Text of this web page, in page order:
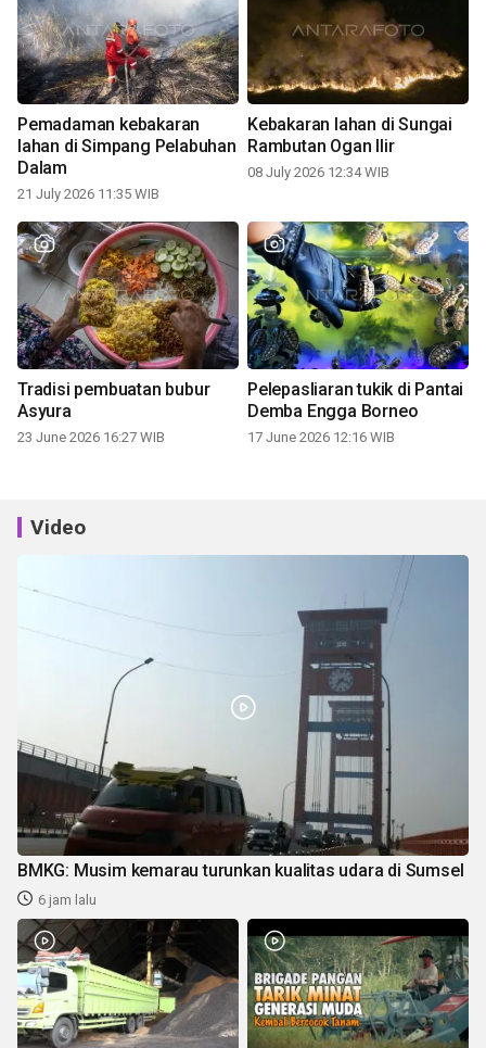
Pemadaman kebakaran
lahan di Simpang Pelabuhan
Dalam
21 July 2026 11:35 WIB
Kebakaran lahan di Sungai
Rambutan Ogan Ilir
08 July 2026 12:34 WIB
Tradisi pembuatan bubur
Asyura
23 June 2026 16:27 WIB
Pelepasliaran tukik di Pantai
Demba Engga Borneo
17 June 2026 12:16 WIB
Video
BMKG: Musim kemarau turunkan kualitas udara di Sumsel
6 jam lalu